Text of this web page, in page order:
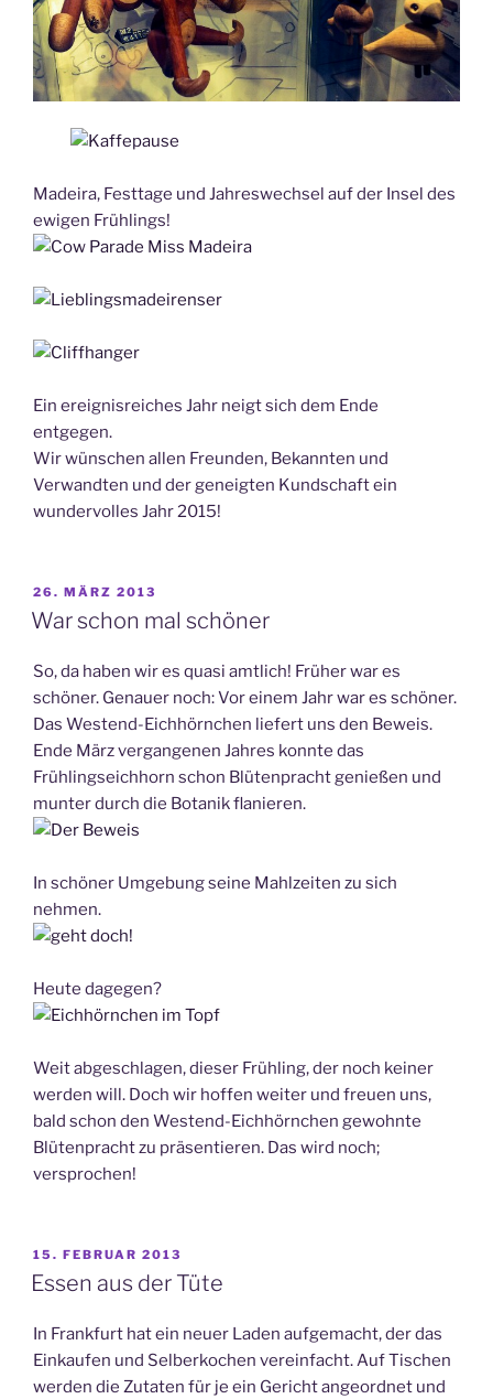
Madeira, Festtage und Jahreswechsel auf der Insel des
ewigen Frühlings!
Ein ereignisreiches Jahr neigt sich dem Ende
entgegen.
Wir wünschen allen Freunden, Bekannten und
Verwandten und der geneigten Kundschaft ein
wundervolles Jahr 2015!
VERÖFFENTLICHT
AM
26. MÄRZ 2013
War schon mal schöner
So, da haben wir es quasi amtlich! Früher war es
schöner. Genauer noch: Vor einem Jahr war es schöner.
Das Westend-Eichhörnchen liefert uns den Beweis.
Ende März vergangenen Jahres konnte das
Frühlingseichhorn schon Blütenpracht genießen und
munter durch die Botanik flanieren.
In schöner Umgebung seine Mahlzeiten zu sich
nehmen.
Heute dagegen?
Weit abgeschlagen, dieser Frühling, der noch keiner
werden will. Doch wir hoffen weiter und freuen uns,
bald schon den Westend-Eichhörnchen gewohnte
Blütenpracht zu präsentieren. Das wird noch;
versprochen!
VERÖFFENTLICHT
AM
15. FEBRUAR 2013
Essen aus der Tüte
In Frankfurt hat ein neuer Laden aufgemacht, der das
Einkaufen und Selberkochen vereinfacht. Auf Tischen
werden die Zutaten für je ein Gericht angeordnet und